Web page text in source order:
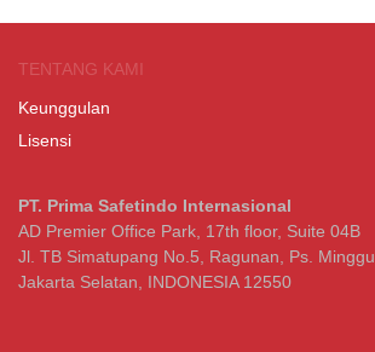
TENTANG KAMI
Keunggulan
Lisensi
PT. Prima Safetindo Internasional
AD Premier Office Park, 17th floor, Suite 04B
Jl. TB Simatupang No.5, Ragunan, Ps. Minggu
Jakarta Selatan, INDONESIA 12550